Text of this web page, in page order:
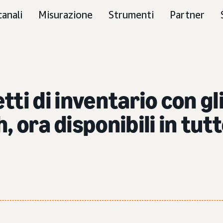
Misurazione Strumenti Partner
di inventario con
ora disponibili in